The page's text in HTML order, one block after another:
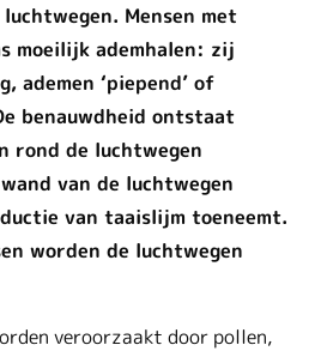
Mensen met
moeilijk ademhalen: zij
ademen ‘piepend’ of
benauwdheid ontstaat
rond de luchtwegen
van de luchtwegen
van taaislijm toeneemt.
worden de luchtwegen
veroorzaakt door pollen,